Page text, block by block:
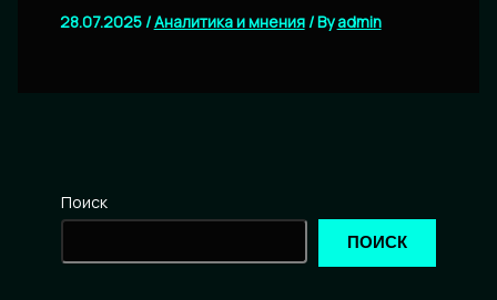
28.07.2025/Аналитика и мнения/ Byadmin
Поиск
ПОИСК